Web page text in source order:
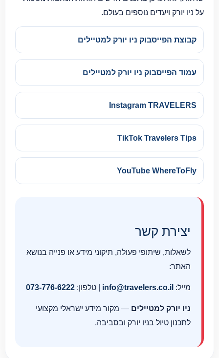
על ניו יורק ויעדים נוספים בעולם.
קבוצת הפייסבוק ניו יורק למטיילים
עמוד הפייסבוק ניו יורק למטיילים
Instagram TRAVELERS
TikTok Travelers Tips
YouTube WhereToFly
יצירת קשר
לשאלות, שיתופי פעולה, תיקוני מידע או פנייה בנושא
האתר:
מייל: info@travelers.co.il | טלפון: 073-776-6222
ניו יורק למטיילים — מקור מידע ישראלי מקצועי
לתכנון טיול בניו יורק ובסביבה.